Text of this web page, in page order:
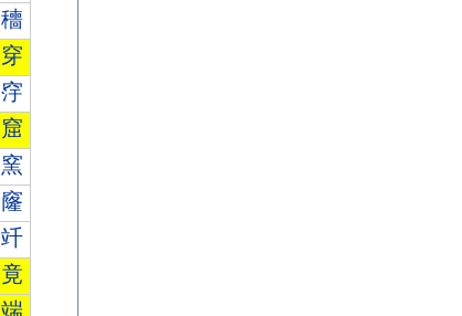
穯
穿
窏
窟
窯
窿
竏
竟
端